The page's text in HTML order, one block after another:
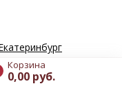
Корзина
0,00 руб.